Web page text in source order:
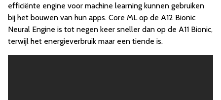
efficiënte engine voor machine learning kunnen gebruiken
bij het bouwen van hun apps. Core ML op de A12 Bionic
Neural Engine is tot negen keer sneller dan op de A11 Bionic,
terwijl het energieverbruik maar een tiende is.